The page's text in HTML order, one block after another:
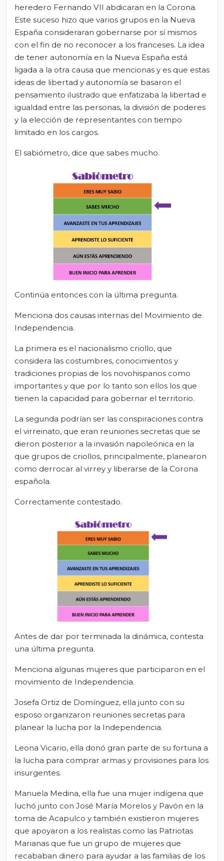
heredero Fernando VII abdicaran en la Corona.
Este suceso hizo que varios grupos en la Nueva
España consideraran gobernarse por sí mismos
con el fin de no reconocer a los franceses. La idea
de tener autonomía en la Nueva España está
ligada a la otra causa que mencionas y es que estas
ideas de libertad y autonomía se basaron el
pensamiento ilustrado que enfatizaba la libertad e
igualdad entre las personas, la división de poderes
y la elección de representantes con tiempo
limitado en los cargos.
El sabiómetro, dice que sabes mucho.
Continúa entonces con la última pregunta.
Menciona dos causas internas del Movimiento de
Independencia.
La primera es el nacionalismo criollo, que
considera las costumbres, conocimientos y
tradiciones propias de los novohispanos como
importantes y que por lo tanto son ellos los que
tienen la capacidad para gobernar el territorio.
La segunda podrían ser las conspiraciones contra
el virreinato, que eran reuniones secretas que se
dieron posterior a la invasión napoleónica en la
que grupos de criollos, principalmente, planearon
como derrocar al virrey y liberarse de la Corona
española.
Correctamente contestado.
Antes de dar por terminada la dinámica, contesta
una última pregunta.
Menciona algunas mujeres que participaron en el
movimiento de Independencia.
Josefa Ortiz de Domínguez, ella junto con su
esposo organizaron reuniones secretas para
planear la lucha por la Independencia.
Leona Vicario, ella donó gran parte de su fortuna a
la lucha para comprar armas y provisiones para los
insurgentes.
Manuela Medina, ella fue una mujer indígena que
luchó junto con José María Morelos y Pavón en la
toma de Acapulco y también existieron mujeres
que apoyaron a los realistas como las Patriotas
Marianas que fue un grupo de mujeres que
recababan dinero para ayudar a las familias de los